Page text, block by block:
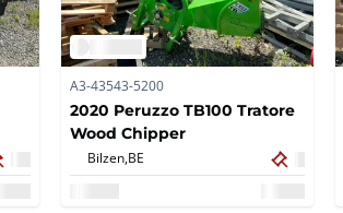
A3-43543-5200
2020 Peruzzo TB100 Tratore
Wood Chipper
Bilzen, BE